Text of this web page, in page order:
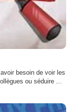
besoin de voir les
ou séduire ...